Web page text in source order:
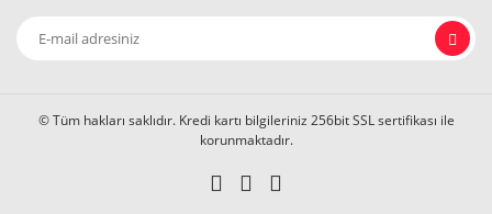
© Tüm hakları saklıdır. Kredi kartı bilgileriniz 256bit SSL sertifikası ile
korunmaktadır.